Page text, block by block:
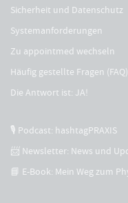
Sicherheit und Datenschutz
Systemanforderungen
Zu appointmed wechseln
Häufig gestellte Fragen (FAQ)
Die Antwort ist: JA!
🎙 Podcast: hashtagPRAXIS